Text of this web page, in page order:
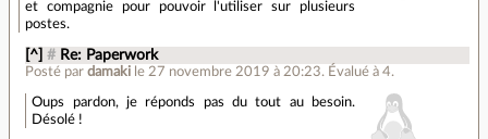
et compagnie pour pouvoir l'utiliser sur plusieurs
postes.
[^] # Re: Paperwork
Posté pardamaki le 27 novembre 2019 à 20:23. Évalué à4.
Oups pardon, je réponds pas du tout au besoin.
Désolé !